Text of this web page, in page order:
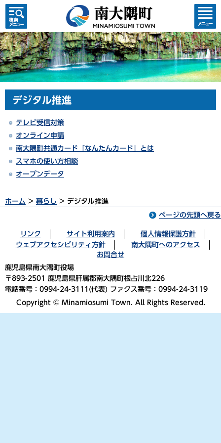
検索・
共通メ
ニュー
コンテ
ンツメ
ニュー
デジタル推進
テレビ受信対策
オンライン申請
南大隅町共通カード「なんたんカード」とは
スマホの使い方相談
オープンデータ
ホーム > 暮らし > デジタル推進
ページの先頭へ戻る
リンク サイト利用案内
個人情報保護方針
ウェブアクセシビリティ方針
南大隅町へのアクセス
お問合せ
鹿児島県南大隅町役場
〒893-2501 鹿児島県肝属郡南大隅町根占川北226
電話番号：0994-24-3111(代表) ファクス番号：0994-24-3119
Copyright © Minamiosumi Town. All Rights Reserved.